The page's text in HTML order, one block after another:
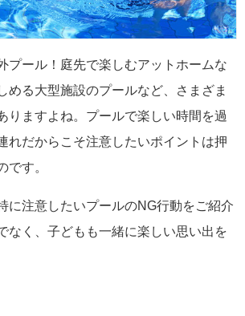
プール！庭先で楽しむアットホームな
める大型施設のプールなど、さまざま
りますよね。プールで楽しい時間を過
れだからこそ注意したいポイントは押
です。
に注意したいプールのNG行動をご紹介
なく、子どもも一緒に楽しい思い出を